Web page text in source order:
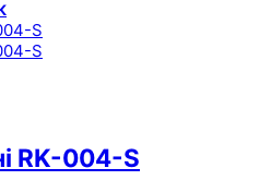
RK-004-S